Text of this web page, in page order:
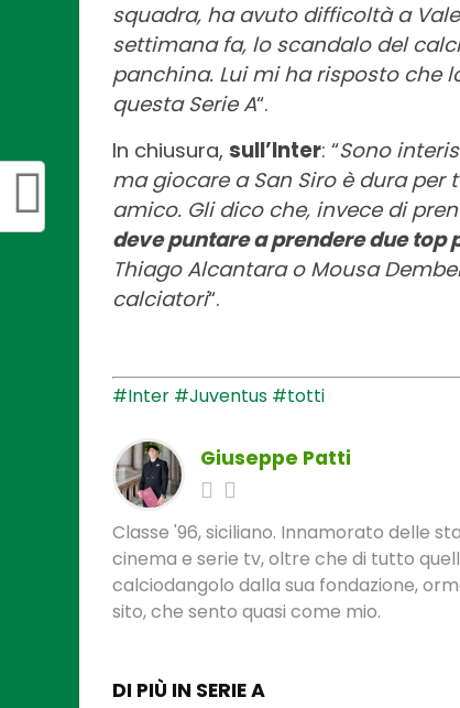
squadra, ha avuto difficoltà a
settimana fa, lo scandalo del
panchina. Lui mi ha risposto che
questa Serie A“.
In chiusura, sull’Inter: “Sono
ma giocare a San Siro è dura
amico. Gli dico che, invece di
deve puntare a prendere due top
Thiago Alcantara o Mousa
calciatori“.
#Inter #Juventus #totti
Giuseppe Patti
Classe '96, siciliano. Innamorato delle
cinema e serie tv, oltre che di tutto
calciodangolo dalla sua fondazione,
sito, che sento quasi come mio.
DI PIÙ IN SERIE A